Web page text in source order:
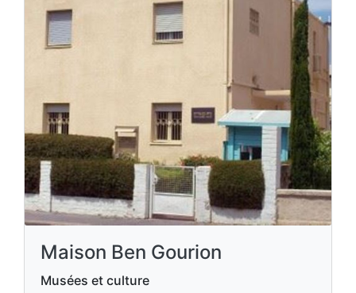
Maison Ben Gourion
Musées et culture